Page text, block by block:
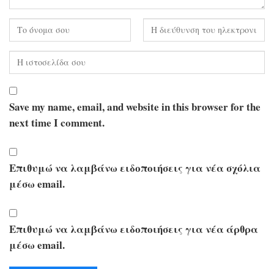
Save my name, email, and website in this browser for the
next time I comment.
Επιθυμώ να λαμβάνω ειδοποιήσεις για νέα σχόλια
μέσω email.
Επιθυμώ να λαμβάνω ειδοποιήσεις για νέα άρθρα
μέσω email.